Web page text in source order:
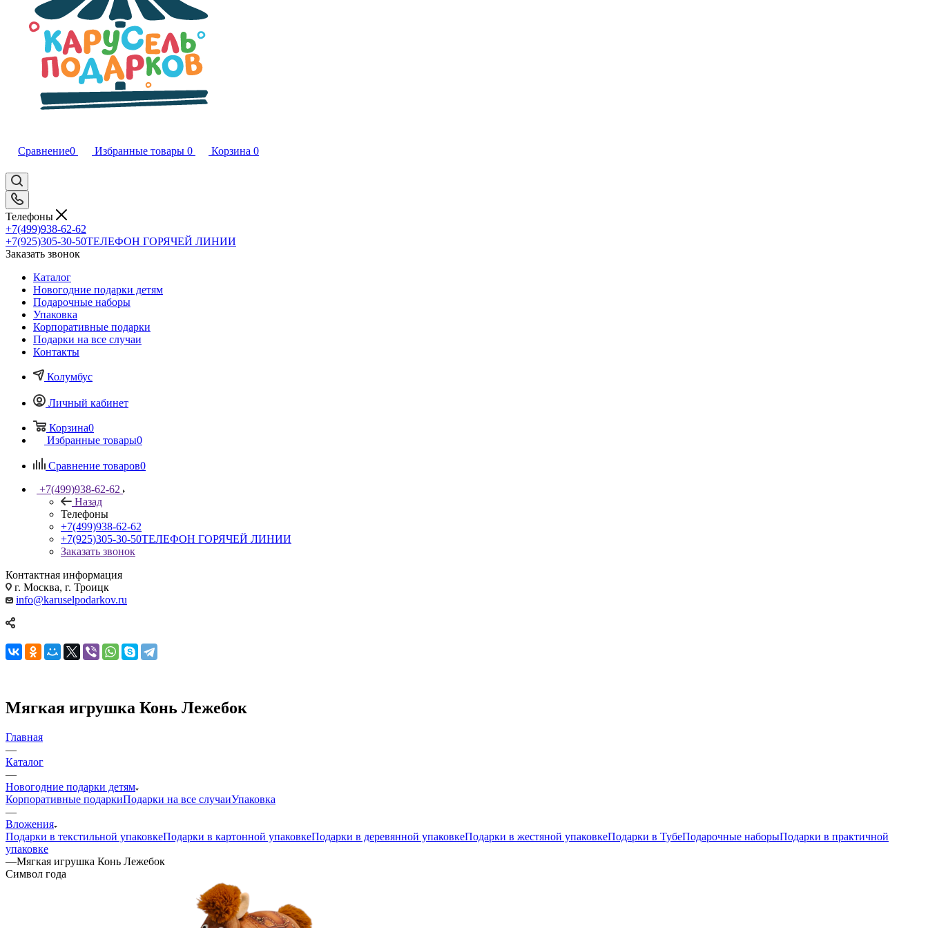
Сравнение0 Избранные товары 0 Корзина 0
Телефоны
+7(499)938-62-62
+7(925)305-30-50ТЕЛЕФОН ГОРЯЧЕЙ ЛИНИИ
Заказать звонок
Каталог
Новогодние подарки детям
Подарочные наборы
Упаковка
Корпоративные подарки
Подарки на все случаи
Контакты
Колумбус
Личный кабинет
Корзина0
Избранные товары0
Сравнение товаров0
+7(499)938-62-62
Назад
Телефоны
+7(499)938-62-62
+7(925)305-30-50ТЕЛЕФОН ГОРЯЧЕЙ ЛИНИИ
Заказать звонок
Контактная информация
г. Москва, г. Троицк
info@karuselpodarkov.ru
Мягкая игрушка Конь Лежебок
Главная
—
Каталог
—
Новогодние подарки детям
Корпоративные подаркиПодарки на все случаиУпаковка
—
Вложения
Подарки в текстильной упаковкеПодарки в картонной упаковкеПодарки в деревянной упаковкеПодарки в жестяной упаковкеПодарки в ТубеПодарочные наборыПодарки в практичной
упаковке
—Мягкая игрушка Конь Лежебок
Символ года